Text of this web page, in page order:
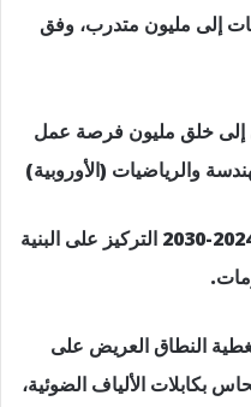
إلى مليون متدرب، وفق
إلى خلق مليون فرصة عمل
والرياضيات (الأوروبية)
وتشمل الجهود المحددة في الفترة 2024-2030 التركيز على البنية
النطاق العريض على
بكابلات الألياف الضوئية،